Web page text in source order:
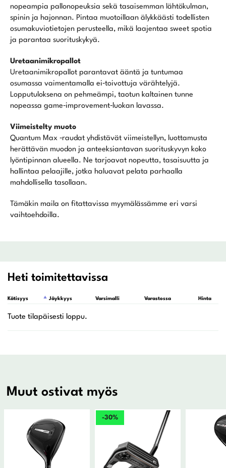
nopeampia pallonopeuksia sekä tasaisemman lähtökulman,
spinin ja hajonnan. Pintaa muotoillaan älykkäästi todellisten
osumakuviotietojen perusteella, mikä laajentaa sweet spotia
ja parantaa suorituskykyä.
Uretaanimikropallot
Uretaanimikropallot parantavat ääntä ja tuntumaa
osumassa vaimentamalla ei‑toivottuja värähtelyjä.
Lopputuloksena on pehmeämpi, taotun kaltainen tunne
nopeassa game‑improvement‑luokan lavassa.
Viimeistelty muoto
Quantum Max ‑raudat yhdistävät viimeistellyn, luottamusta
herättävän muodon ja anteeksiantavan suorituskyvyn koko
lyöntipinnan alueella. Ne tarjoavat nopeutta, tasaisuutta ja
hallintaa pelaajille, jotka haluavat pelata parhaalla
mahdollisella tasollaan.
Tämäkin maila on fitattavissa myymälässämme eri varsi
vaihtoehdoilla.
Heti toimitettavissa
Kätisyys Jäykkyys Varsimalli Varastossa Hinta
Muut ostivat myös
-30%